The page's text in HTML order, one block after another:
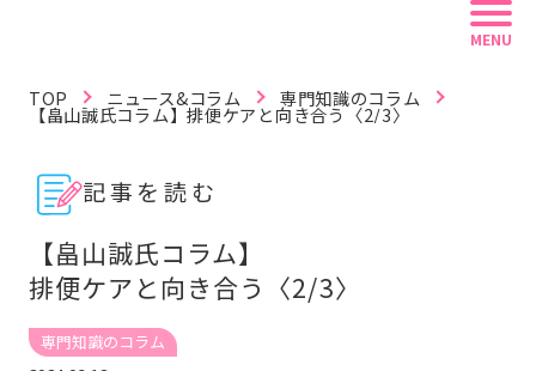
MENU
記事を読む
リフレ白書 認定資格
記事を読む
【畠山誠氏コラム】
排便ケアと向き合う〈2/3〉
専門知識のコラム
TOP ニュース&コラム 専門知識のコラム
【畠山誠氏コラム】排便ケアと向き合う〈2/3〉